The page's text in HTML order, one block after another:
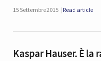
15 Settembre 2015 Read article
Kaspar Hauser. È